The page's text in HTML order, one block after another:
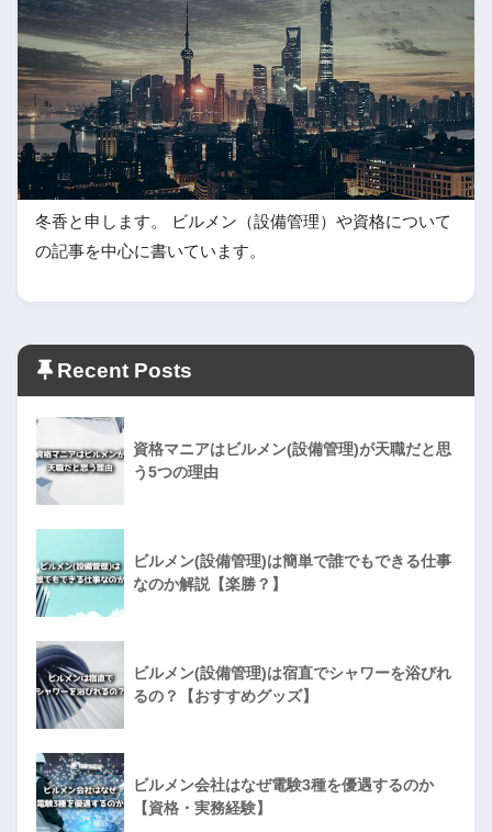
冬香と申します。 ビルメン（設備管理）や資格について
の記事を中心に書いています。
Recent Posts
資格マニアはビルメン(設備管理)が天職だと思
う5つの理由
ビルメン(設備管理)は簡単で誰でもできる仕事
なのか解説【楽勝？】
ビルメン(設備管理)は宿直でシャワーを浴びれ
るの？【おすすめグッズ】
ビルメン会社はなぜ電験3種を優遇するのか
【資格・実務経験】